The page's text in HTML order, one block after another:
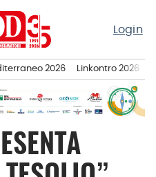
Login
2026 Linkontro 2026